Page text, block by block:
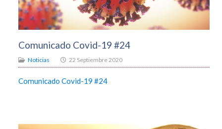
Comunicado Covid-19 #24
Noticias 22 Septiembre 2020
Comunicado Covid-19 #24